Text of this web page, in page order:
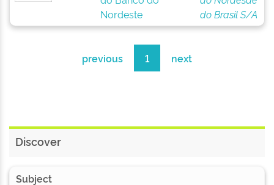
Nordeste
do Brasil S/A
previous 1 next
Discover
Subject